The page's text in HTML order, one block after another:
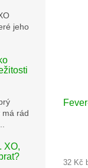
jeho
má rád
XO,
32 Kč